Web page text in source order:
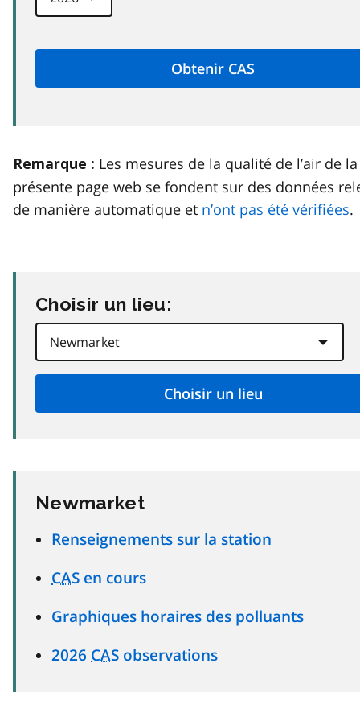
Remarque : Les mesures de la qualité de l’air de la
présente page web se fondent sur des données
de manière automatique et n’ont pas été vérifiées.
Choisir un lieu:
Newmarket
Renseignements sur la station
CAS en cours
Graphiques horaires des polluants
2026 CAS observations